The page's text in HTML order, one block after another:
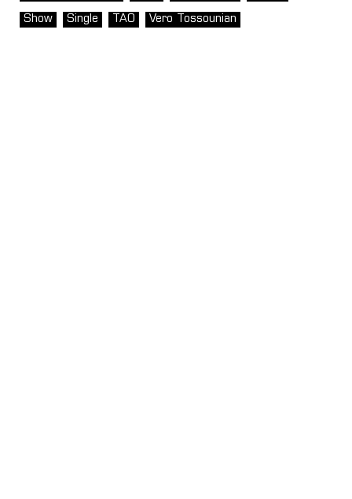
Show Single TAO Vero Tossounian